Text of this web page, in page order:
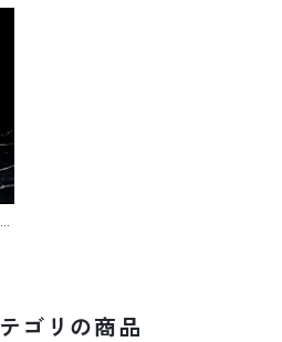
ゴリの商品